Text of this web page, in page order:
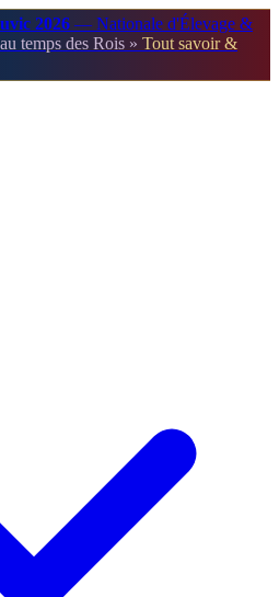
2026 — Nationale d'Élevage &
temps des Rois » Tout savoir &